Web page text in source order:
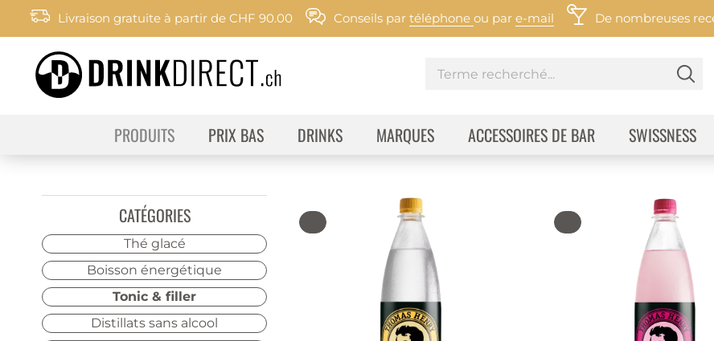
Livraison gratuite à partir de CHF 90.00 Conseils par téléphone ou par e-mail De nombreuses
PRODUITS PRIX BAS DRINKS MARQUES ACCESSOIRES DE BAR SWISSNESS
CATÉGORIES
Thé glacé
Boisson énergétique
Tonic & filler
Distillats sans alcool